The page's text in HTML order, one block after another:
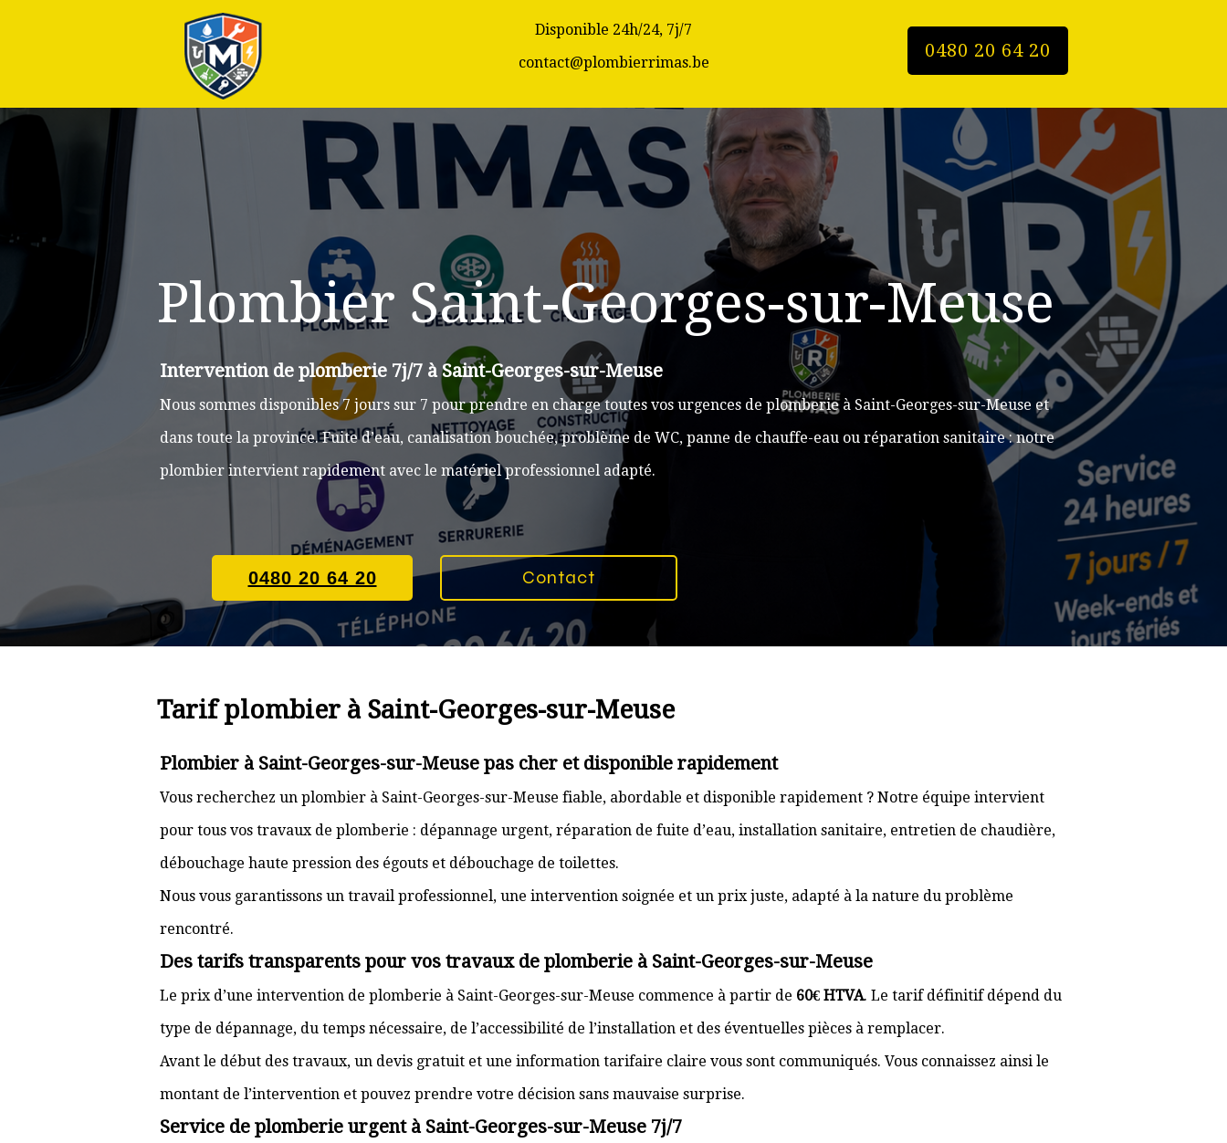
0480 20 64 20
Disponible 24h/24, 7j/7
contact@plombierrimas.be
Plombier Saint-Georges-sur-Meuse
Intervention de plomberie 7j/7 à Saint-Georges-sur-Meuse
Nous sommes disponibles 7 jours sur 7 pour prendre en charge toutes vos urgences de plomberie à Saint-Georges-sur-Meuse et
dans toute la province. Fuite d’eau, canalisation bouchée, problème de WC, panne de chauffe-eau ou réparation sanitaire : notre
plombier intervient rapidement avec le matériel professionnel adapté.
0480 20 64 20 Contact
Tarif plombier à Saint-Georges-sur-Meuse
Plombier à Saint-Georges-sur-Meuse pas cher et disponible rapidement
Vous recherchez un plombier à Saint-Georges-sur-Meuse fiable, abordable et disponible rapidement ? Notre équipe intervient
pour tous vos travaux de plomberie : dépannage urgent, réparation de fuite d’eau, installation sanitaire, entretien de chaudière,
débouchage haute pression des égouts et débouchage de toilettes.
Nous vous garantissons un travail professionnel, une intervention soignée et un prix juste, adapté à la nature du problème
rencontré.
Des tarifs transparents pour vos travaux de plomberie à Saint-Georges-sur-Meuse
Le prix d’une intervention de plomberie à Saint-Georges-sur-Meuse commence à partir de 60€ HTVA. Le tarif définitif dépend du
type de dépannage, du temps nécessaire, de l’accessibilité de l’installation et des éventuelles pièces à remplacer.
Avant le début des travaux, un devis gratuit et une information tarifaire claire vous sont communiqués. Vous connaissez ainsi le
montant de l’intervention et pouvez prendre votre décision sans mauvaise surprise.
Service de plomberie urgent à Saint-Georges-sur-Meuse 7j/7